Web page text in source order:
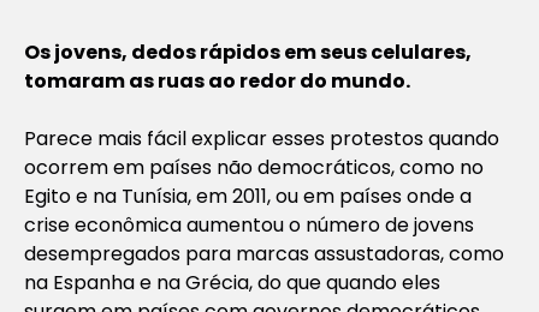
Os jovens, dedos rápidos em seus celulares,
tomaram as ruas ao redor do mundo.
Parece mais fácil explicar esses protestos quando
ocorrem em países não democráticos, como no
Egito e na Tunísia, em 2011, ou em países onde a
crise econômica aumentou o número de jovens
desempregados para marcas assustadoras, como
na Espanha e na Grécia, do que quando eles